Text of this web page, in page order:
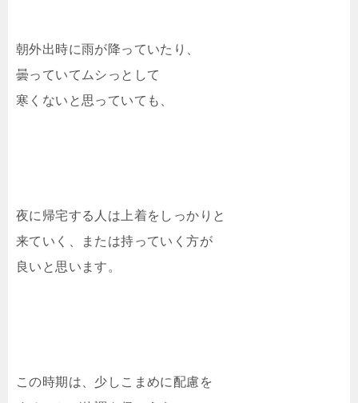
朝外出時に雨が降っていたり、
曇っていてムシっとして
寒くないと思っていても、
夜に帰宅する人は上着をしっかりと
来ていく、または持っていく方が
良いと思います。
この時期は、少しこまめに配慮を